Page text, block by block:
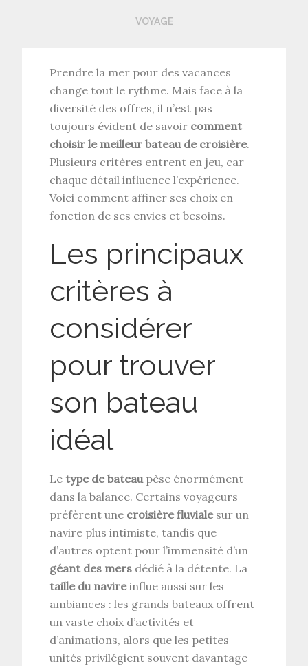
VOYAGE
Prendre la mer pour des vacances
change tout le rythme. Mais face à la
diversité des offres, il n’est pas
toujours évident de savoir comment
choisir le meilleur bateau de croisière.
Plusieurs critères entrent en jeu, car
chaque détail influence l’expérience.
Voici comment affiner ses choix en
fonction de ses envies et besoins.
Les principaux
critères à
considérer
pour trouver
son bateau
idéal
Le type de bateau pèse énormément
dans la balance. Certains voyageurs
préfèrent une croisière fluvialesur un
navire plus intimiste, tandis que
d’autres optent pour l’immensité d’un
géant des mers dédié à la détente. La
taille du navireinflue aussi sur les
ambiances : les grands bateaux offrent
un vaste choix d’activités et
d’animations, alors que les petites
unités privilégient souvent davantage